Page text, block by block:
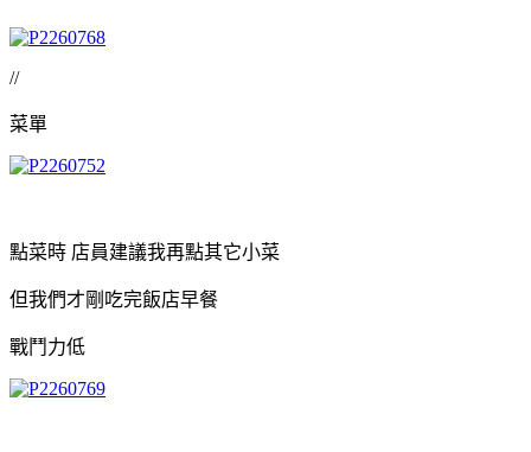
//
菜單
點菜時 店員建議我再點其它小菜
但我們才剛吃完飯店早餐
戰鬥力低